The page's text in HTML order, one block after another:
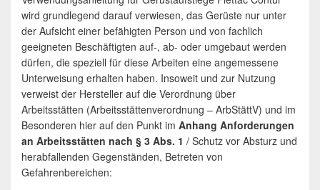
wird grundlegend darauf verwiesen, das Gerüste nur unter
der Aufsicht einer befähigten Person und von fachlich
geeigneten Beschäftigten auf-, ab- oder umgebaut werden
dürfen, die speziell für diese Arbeiten eine angemessene
Unterweisung erhalten haben. Insoweit und zur Nutzung
verweist der Hersteller auf die Verordnung über
Arbeitsstätten (Arbeitsstättenverordnung – ArbStättV) und im
Besonderen hier auf den Punkt im Anhang Anforderungen
an Arbeitsstätten nach § 3 Abs. 1 / Schutz vor Absturz und
herabfallenden Gegenständen, Betreten von
Gefahrenbereichen: